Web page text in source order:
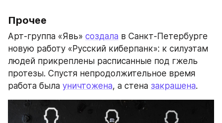
Прочее
Арт-группа «Явь» создала в Санкт-Петербурге
новую работу «Русский киберпанк»: к силуэтам
людей прикреплены расписанные под гжель
протезы. Спустя непродолжительное время
работа была уничтожена, а стена закрашена.